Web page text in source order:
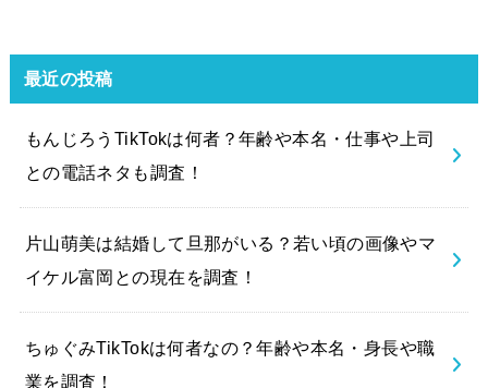
最近の投稿
もんじろうTikTokは何者？年齢や本名・仕事や上司
との電話ネタも調査！
片山萌美は結婚して旦那がいる？若い頃の画像やマ
イケル富岡との現在を調査！
ちゅぐみTikTokは何者なの？年齢や本名・身長や職
業を調査！